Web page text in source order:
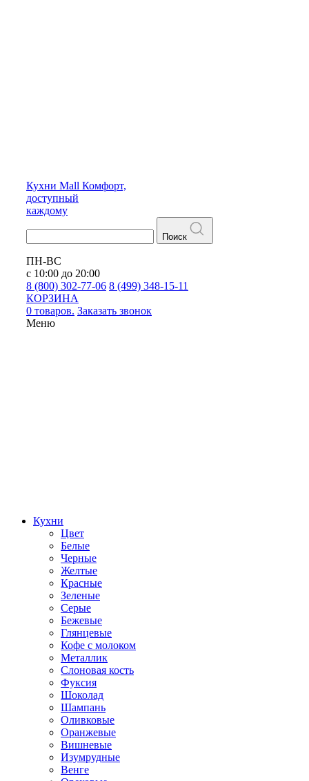
Кухни Mall Комфорт,
доступный
каждому
Поиск
ПН-ВС
с 10:00 до 20:00
8 (800) 302-77-06 8 (499) 348-15-11
КОРЗИНА
0 товаров. Заказать звонок
Меню
Кухни
Цвет
Белые
Черные
Желтые
Красные
Зеленые
Серые
Бежевые
Глянцевые
Кофе с молоком
Металлик
Слоновая кость
Фуксия
Шоколад
Шампань
Оливковые
Оранжевые
Вишневые
Изумрудные
Венге